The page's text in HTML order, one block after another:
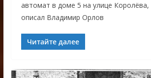
автомат в доме 5 на улице
описал Владимир Орлов
Читайте далее